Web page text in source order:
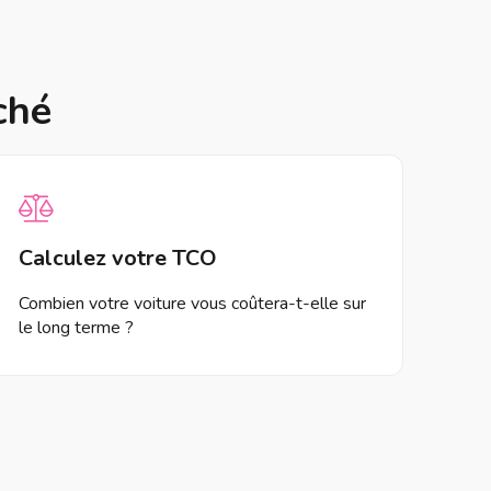
Calculez votre TCO
Combien votre voiture vous coûtera-t-elle sur
le long terme ?